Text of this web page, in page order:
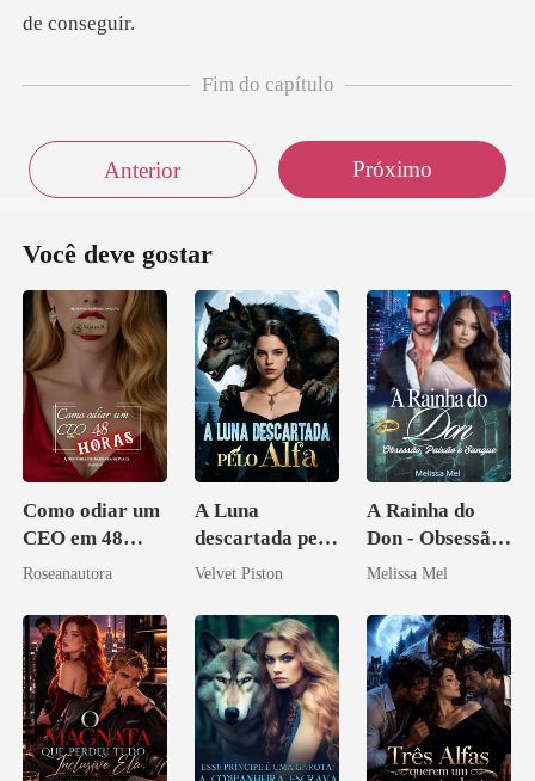
Fim do capítulo
Anterior Próximo
Você deve gostar
Como odiar um
CEO em 48
horas
Roseanautora
A Luna
descartada pelo
Alfa
Velvet Piston
A Rainha do
Don - Obsessão,
Paixão e Sangue
Melissa Mel